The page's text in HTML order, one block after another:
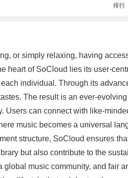
排行
or simply relaxing, having
heart of SoCloud lies its user-
individual. Through its
The result is an ever-
Users can connect with like-
music becomes a universal
structure, SoCloud ensures
but also contribute to the
music community, and fair